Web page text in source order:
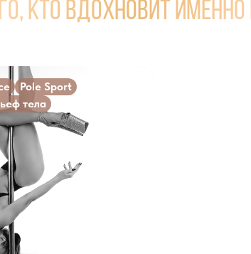
кто вдохновит именно
и грациозность.
Pole Sport
тела